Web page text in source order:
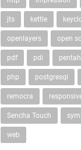
jts kettle
openlayers open
pdf pdi
php postgresql
remocra
Sencha Touch
web